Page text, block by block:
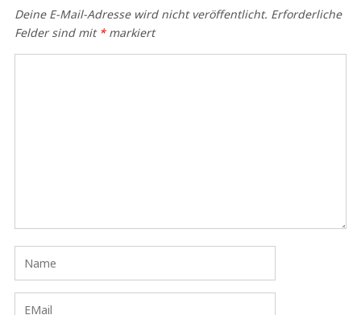
Deine E-Mail-Adresse wird nicht veröffentlicht. Erforderliche
Felder sind mit *markiert